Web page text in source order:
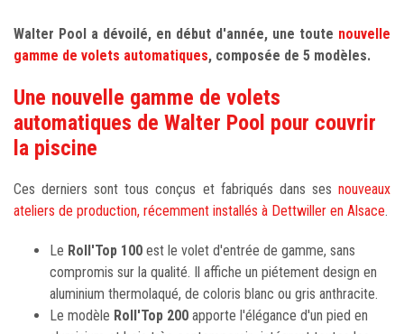
Walter Pool a dévoilé, en début d'année, une toute nouvelle
gamme de volets automatiques, composée de 5 modèles.
Une nouvelle gamme de volets
automatiques de Walter Pool pour couvrir
la piscine
Ces derniers sont tous conçus et fabriqués dans ses nouveaux
ateliers de production, récemment installés à Dettwiller en Alsace
Le Roll'Top 100 est le volet d'entrée de gamme, sans
compromis sur la qualité. Il affiche un piétement design en
aluminium thermolaqué, de coloris blanc ou gris anthracite.
Le modèle Roll'Top 200 apporte l'élégance d'un pied en